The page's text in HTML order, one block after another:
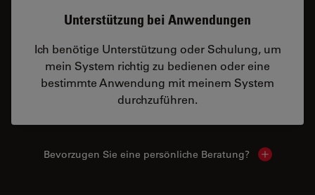
Unterstützung bei Anwendungen
Ich benötige Unterstützung oder Schulung, um
mein System richtig zu bedienen oder eine
bestimmte Anwendung mit meinem System
durchzuführen.
Bevorzugen Sie eine persönliche Beratung? Show